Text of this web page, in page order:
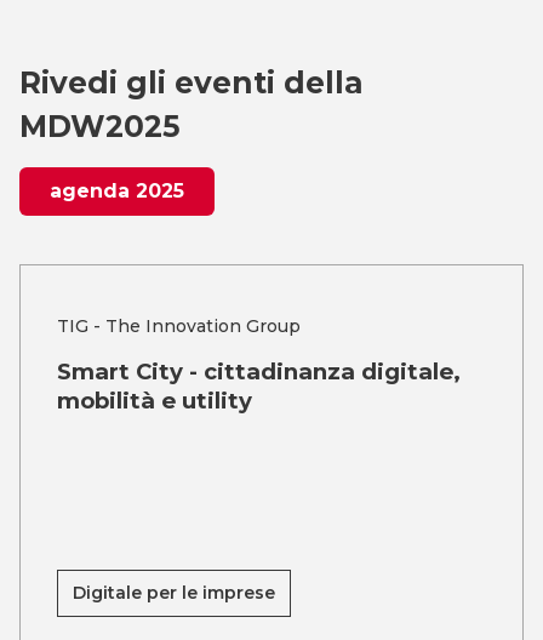
Rivedi gli eventi della
MDW2025
agenda 2025
TIG - The Innovation Group
Smart City - cittadinanza digitale,
mobilità e utility
Digitale per le imprese